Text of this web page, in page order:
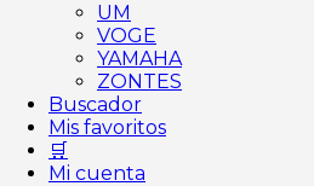
UM
VOGE
YAMAHA
ZONTES
Buscador
Mis favoritos
🛒
Mi cuenta